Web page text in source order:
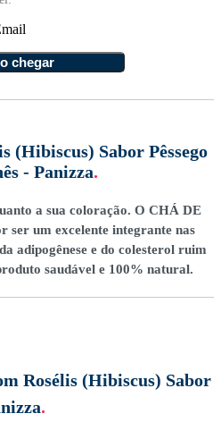
chegar
(Hibiscus) Sabor Pêssego
- Panizza.
a sua coloração. O CHÁ DE
ser um excelente integrante nas
adipogênese e do colesterol ruim
saudável e 100% natural.
Rosélis (Hibiscus) Sabor
.